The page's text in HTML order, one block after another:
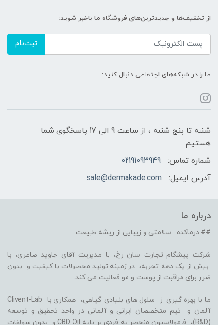
از تخفیف‌ها و جدیدترین‌های فروشگاه ما باخبر شوید:
ثبت‌نام
ما را در شبکه‌های اجتماعی دنبال کنید:
شنبه تا پنج شنبه ، از ساعت 9 الی 17 پاسخگوی شما
هستیم
شماره تماس:
02191093949
آدرس ایمیل:
sale@dermakade.com
درباره ما
## درماکده: سلامتی و زیبایی از ریشه طبیعت
شرکت پیشگام تجارت سان رخ، با مدیریت آقای جاوید صاغری، با
بیش از یک دهه تجربه، در زمینه تولید محصولات با کیفیت و بدون
ضرر برای مراقبت از پوست و مو فعالیت می کند.
ما با بهره گیری از سلول های بنیادی گیاهی، همکاری با Clivent-Lab
آلمان و تیم متخصصان ایرانی و آلمانی در واحد تحقیق و توسعه
(R&D)، فرمولاسیون منحصر به فردی بر پایه CBD Oil و بدون سولفات